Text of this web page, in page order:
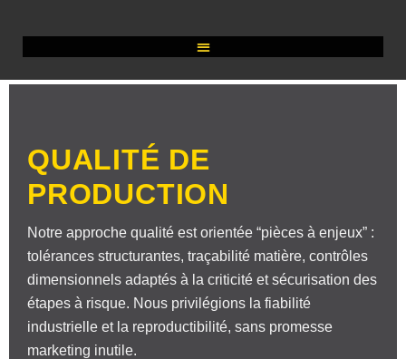
QUALITÉ DE
PRODUCTION
Notre approche qualité est orientée “pièces à enjeux” :
tolérances structurantes, traçabilité matière, contrôles
dimensionnels adaptés à la criticité et sécurisation des
étapes à risque. Nous privilégions la fiabilité
industrielle et la reproductibilité, sans promesse
marketing inutile.